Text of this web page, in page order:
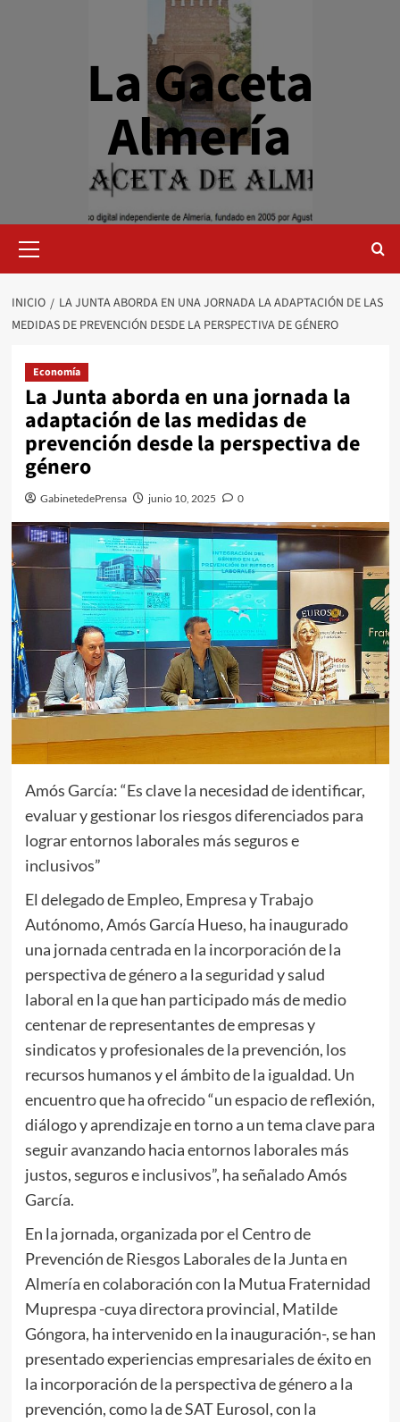
La Gaceta
Almería
primario
INICIO
LA JUNTA ABORDA EN UNA JORNADA LA ADAPTACIÓN DE LAS
MEDIDAS DE PREVENCIÓN DESDE LA PERSPECTIVA DE GÉNERO
Economía
La Junta aborda en una jornada la
adaptación de las medidas de
prevención desde la perspectiva de
género
GabinetedePrensa junio 10, 2025 0
Amós García: “Es clave la necesidad de identificar,
evaluar y gestionar los riesgos diferenciados para
lograr entornos laborales más seguros e
inclusivos”
El delegado de Empleo, Empresa y Trabajo
Autónomo, Amós García Hueso, ha inaugurado
una jornada centrada en la incorporación de la
perspectiva de género a la seguridad y salud
laboral en la que han participado más de medio
centenar de representantes de empresas y
sindicatos y profesionales de la prevención, los
recursos humanos y el ámbito de la igualdad. Un
encuentro que ha ofrecido “un espacio de reflexión,
diálogo y aprendizaje en torno a un tema clave para
seguir avanzando hacia entornos laborales más
justos, seguros e inclusivos”, ha señalado Amós
García.
En la jornada, organizada por el Centro de
Prevención de Riesgos Laborales de la Junta en
Almería en colaboración con la Mutua Fraternidad
Muprespa -cuya directora provincial, Matilde
Góngora, ha intervenido en la inauguración-, se han
presentado experiencias empresariales de éxito en
la incorporación de la perspectiva de género a la
prevención, como la de SAT Eurosol, con la